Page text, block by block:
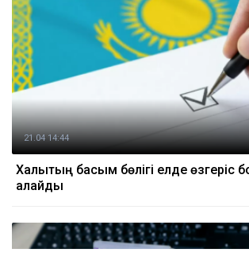
21.04 14:44
Халықтың басым бөлігі елде өзгеріс
қалайды